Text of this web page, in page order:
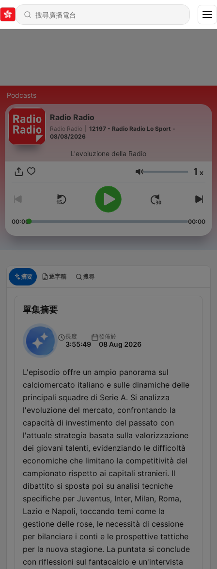
Podcasts
Radio Radio
Radio Radio
12197 - Radio Radio Lo Sport -
08/08/2026
L'evoluzione della Radio
音量 1 x
00:00 00:00
摘要 逐字稿 搜尋
單集摘要
長度
3:55:49
發佈於
08 Aug 2026
L'episodio offre un ampio panorama sul
calciomercato italiano e sulle dinamiche delle
principali squadre di Serie A. Si analizza
l'evoluzione del mercato, confrontando la
capacità di investimento del passato con
l'attuale strategia basata sulla valorizzazione
dei giovani talenti, evidenziando le difficoltà
economiche che limitano la competitività del
campionato rispetto ai capitali stranieri. Il
dibattito si sposta poi su analisi tecniche
specifiche per Juventus, Inter, Milan, Roma,
Lazio e Napoli, toccando temi come la
gestione delle rose, le necessità di cessione
per bilanciare i conti e le prospettive tattiche
per la nuova stagione. La puntata si conclude
con riflessioni sul fantacalcio e un'intervista